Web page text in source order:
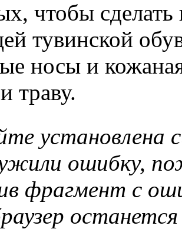
чтобы
тувинской
носы и
траву.
установлена
ошибку,
фрагмент с